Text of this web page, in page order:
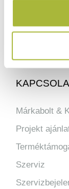
Márkabolt &
Projekt
Szerviz